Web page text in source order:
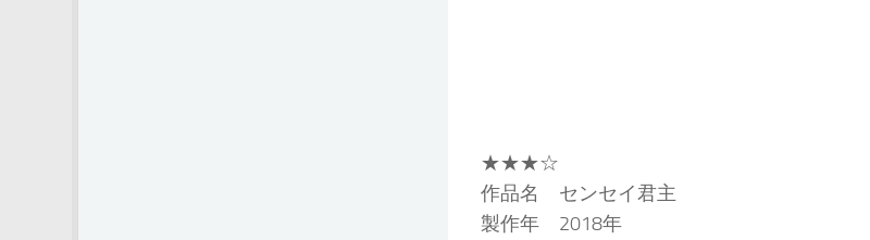
★★★☆
作品名 センセイ君主
製作年 2018年